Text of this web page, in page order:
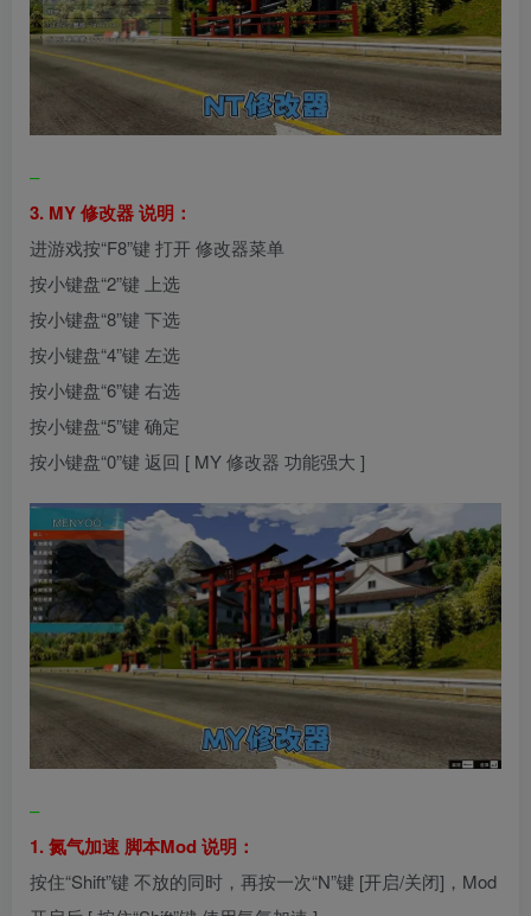
–
3. MY 修改器 说明：
进游戏按“F8”键 打开 修改器菜单
按小键盘“2”键 上选
按小键盘“8”键 下选
按小键盘“4”键 左选
按小键盘“6”键 右选
按小键盘“5”键 确定
按小键盘“0”键 返回 [ MY 修改器 功能强大 ]
–
1. 氮气加速 脚本Mod 说明：
按住“Shift”键 不放的同时，再按一次“N”键 [开启/关闭]，Mod